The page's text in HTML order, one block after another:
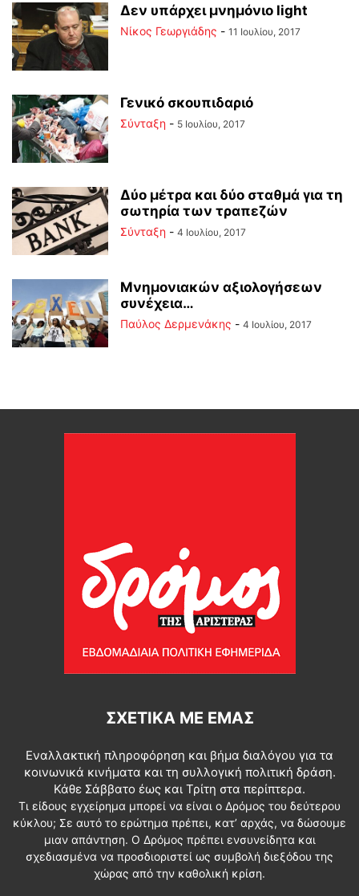
Δεν υπάρχει μνημόνιο light
Νίκος Γεωργιάδης - 11 Ιουλίου, 2017
Γενικό σκουπιδαριό
Σύνταξη - 5 Ιουλίου, 2017
Δύο μέτρα και δύο σταθμά για τη
σωτηρία των τραπεζών
Σύνταξη - 4 Ιουλίου, 2017
Μνημονιακών αξιολογήσεων
συνέχεια…
Παύλος Δερμενάκης - 4 Ιουλίου, 2017
ΣΧΕΤΙΚΆ ΜΕ ΕΜΆΣ
Εναλλακτική πληροφόρηση και βήμα διαλόγου για τα
κοινωνικά κινήματα και τη συλλογική πολιτική δράση.
Κάθε Σάββατο έως και Τρίτη στα περίπτερα.
Τι είδους εγχείρημα μπορεί να είναι ο Δρόμος του δεύτερου
κύκλου; Σε αυτό το ερώτημα πρέπει, κατ’ αρχάς, να δώσουμε
μιαν απάντηση. Ο Δρόμος πρέπει ενσυνείδητα και
σχεδιασμένα να προσδιοριστεί ως συμβολή διεξόδου της
χώρας από την καθολική κρίση.